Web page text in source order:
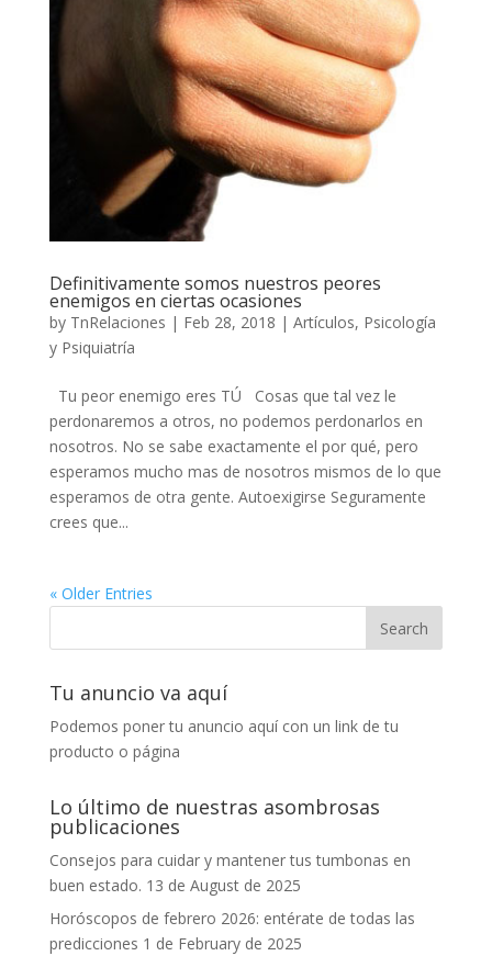
Definitivamente somos nuestros peores
enemigos en ciertas ocasiones
by TnRelaciones | Feb 28, 2018 | Artículos, Psicología
y Psiquiatría
Tu peor enemigo eres TÚ Cosas que tal vez le
perdonaremos a otros, no podemos perdonarlos en
nosotros. No se sabe exactamente el por qué, pero
esperamos mucho mas de nosotros mismos de lo que
esperamos de otra gente. Autoexigirse Seguramente
crees que...
« Older Entries
Tu anuncio va aquí
Podemos poner tu anuncio aquí con un link de tu
producto o página
Lo último de nuestras asombrosas
publicaciones
Consejos para cuidar y mantener tus tumbonas en
buen estado. 13 de August de 2025
Horóscopos de febrero 2026: entérate de todas las
predicciones 1 de February de 2025